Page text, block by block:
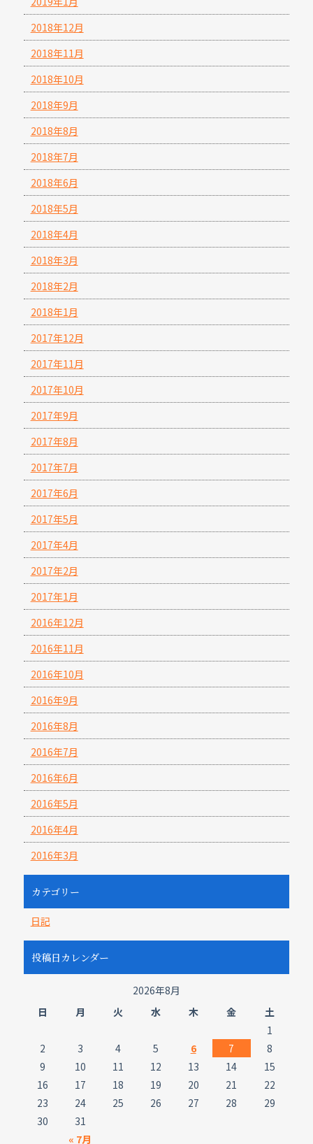
2018年12月
2018年11月
2018年10月
2018年9月
2018年8月
2018年7月
2018年6月
2018年5月
2018年4月
2018年3月
2018年2月
2018年1月
2017年12月
2017年11月
2017年10月
2017年9月
2017年8月
2017年7月
2017年6月
2017年5月
2017年4月
2017年2月
2017年1月
2016年12月
2016年11月
2016年10月
2016年9月
2016年8月
2016年7月
2016年6月
2016年5月
2016年4月
2016年3月
カテゴリー
日記
投稿日カレンダー
2026年8月
日
月 火 水 木 金 土
« 7月
1
2
3 4 5 6 7
8
9
10 11 12 13 14
15
16
17 18 19 20 21
22
23
24 25 26 27 28
29
30
31